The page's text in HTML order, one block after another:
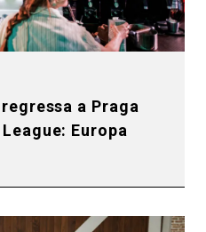
a Praga
Europa